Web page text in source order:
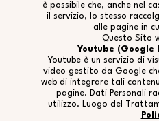
è possibile che, anche nel
il servizio, lo stesso
alle pagine in
Questo Sito
Youtube (Google
Youtube è un servizio di
video gestito da Google
web di integrare tali
pagine. Dati Personali
utilizzo. Luogo del